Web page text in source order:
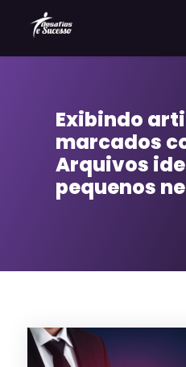
Serviços
Sobre Desafios e
Exibindo
marcados
Arquivos
pequenos